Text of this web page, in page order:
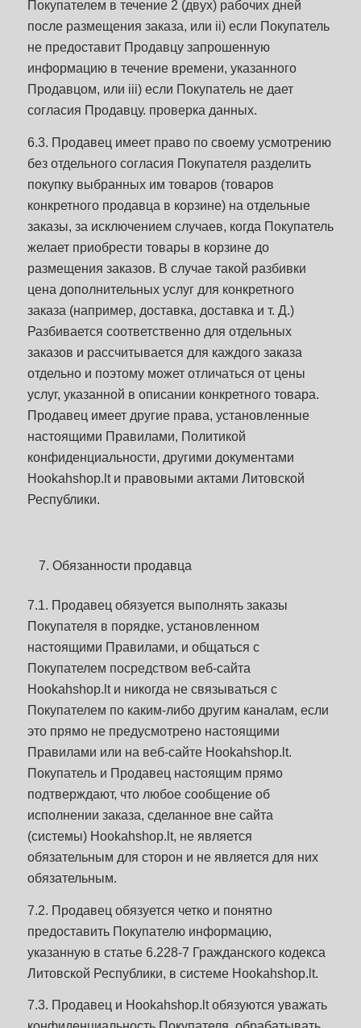
Покупателем в течение 2 (двух) рабочих дней
после размещения заказа, или ii) если Покупатель
не предоставит Продавцу запрошенную
информацию в течение времени, указанного
Продавцом, или iii) если Покупатель не дает
согласия Продавцу. проверка данных.
6.3. Продавец имеет право по своему усмотрению
без отдельного согласия Покупателя разделить
покупку выбранных им товаров (товаров
конкретного продавца в корзине) на отдельные
заказы, за исключением случаев, когда Покупатель
желает приобрести товары в корзине до
размещения заказов. В случае такой разбивки
цена дополнительных услуг для конкретного
заказа (например, доставка, доставка и т. Д.)
Разбивается соответственно для отдельных
заказов и рассчитывается для каждого заказа
отдельно и поэтому может отличаться от цены
услуг, указанной в описании конкретного товара.
Продавец имеет другие права, установленные
настоящими Правилами, Политикой
конфиденциальности, другими документами
Hookahshop.lt и правовыми актами Литовской
Республики.
Обязанности продавца
7.1. Продавец обязуется выполнять заказы
Покупателя в порядке, установленном
настоящими Правилами, и общаться с
Покупателем посредством веб-сайта
Hookahshop.lt и никогда не связываться с
Покупателем по каким-либо другим каналам, если
это прямо не предусмотрено настоящими
Правилами или на веб-сайте Hookahshop.lt.
Покупатель и Продавец настоящим прямо
подтверждают, что любое сообщение об
исполнении заказа, сделанное вне сайта
(системы) Hookahshop.lt, не является
обязательным для сторон и не является для них
обязательным.
7.2. Продавец обязуется четко и понятно
предоставить Покупателю информацию,
указанную в статье 6.228-7 Гражданского кодекса
Литовской Республики, в системе Hookahshop.lt.
7.3. Продавец и Hookahshop.lt обязуются уважать